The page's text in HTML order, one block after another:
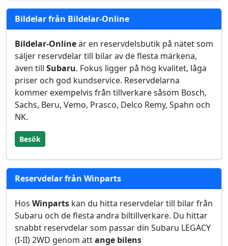
Bildelar från Bildelar-Online
Bildelar-Onlineär en reservdelsbutik på nätet som
säljer reservdelar till bilar av de flesta märkena,
även till Subaru. Fokus ligger på hög kvalitet, låga
priser och god kundservice. Reservdelarna
kommer exempelvis från tillverkare såsom Bosch,
Sachs, Beru, Vemo, Prasco, Delco Remy, Spahn och
NK.
Besök
Reservdelar från Winparts
Hos Winparts kan du hitta reservdelar till bilar från
Subaru och de flesta andra biltillverkare. Du hittar
snabbt reservdelar som passar din Subaru LEGACY
(I-II) 2WD genom attange bilens